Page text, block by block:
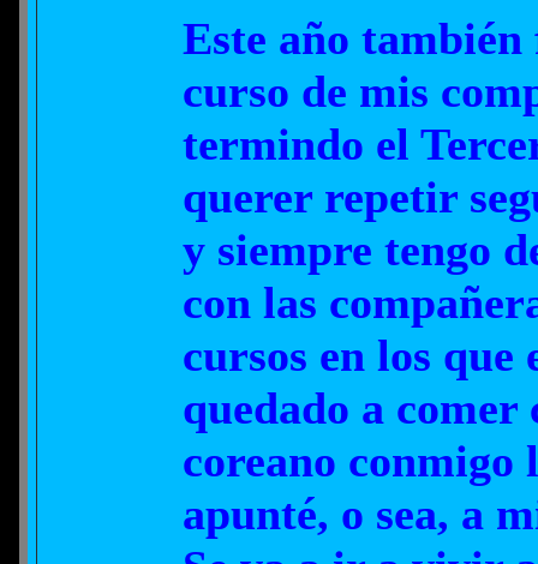
Este año
curso de mis
termindo el
querer repetir
y siempre tengo
con las
cursos en los que
quedado a comer
coreano conmigo
apunté, o sea, a